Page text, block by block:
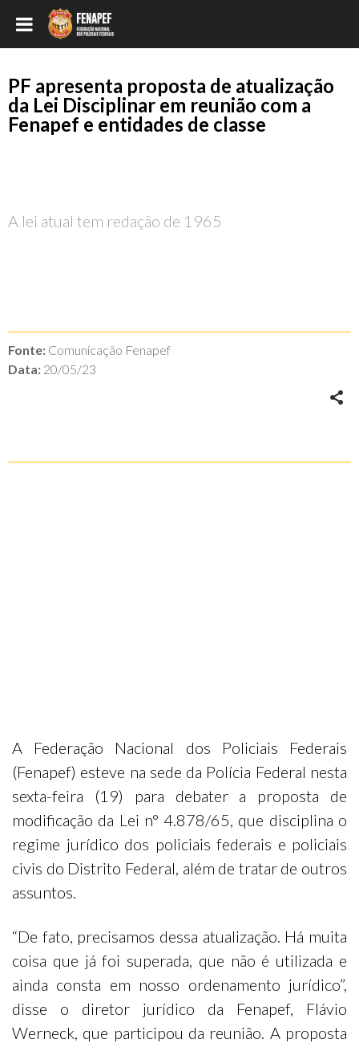
PF apresenta proposta de atualização
da Lei Disciplinar em reunião com a
Fenapef e entidades de classe
A lei atual tem redação de 1965
Fonte: Comunicação Fenapef
Data: 20/05/23
A Federação Nacional dos Policiais Federais
(Fenapef) esteve na sede da Polícia Federal nesta
sexta-feira (19) para debater a proposta de
modificação da Lei n° 4.878/65, que disciplina o
regime jurídico dos policiais federais e policiais
civis do Distrito Federal, além de tratar de outros
assuntos.
“De fato, precisamos dessa atualização. Há muita
coisa que já foi superada, que não é utilizada e
ainda consta em nosso ordenamento jurídico”,
disse o diretor jurídico da Fenapef, Flávio
Werneck, que participou da reunião. A proposta